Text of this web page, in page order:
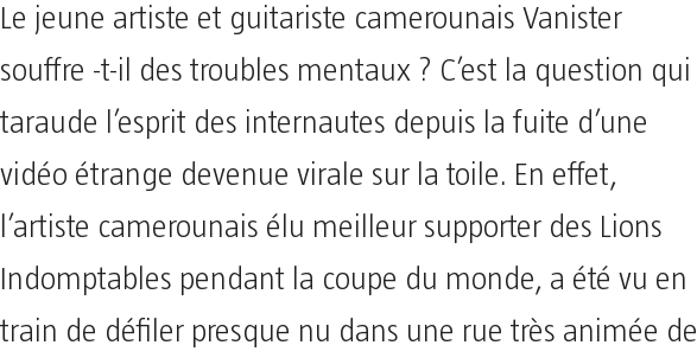
Le jeune artiste et guitariste camerounais Vanister
souffre -t-il des troubles mentaux ? C’est la question qui
taraude l’esprit des internautes depuis la fuite d’une
vidéo étrange devenue virale sur la toile. En effet,
l’artiste camerounais élu meilleur supporter des Lions
Indomptables pendant la coupe du monde, a été vu en
train de défiler presque nu dans une rue très animée de